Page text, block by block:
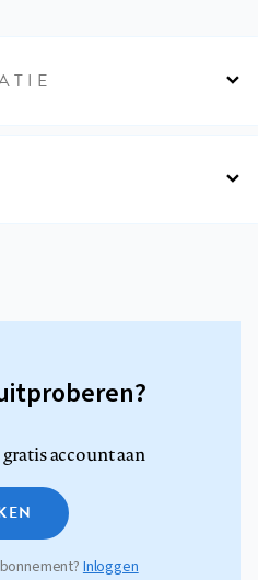
gratis account aan
Inloggen